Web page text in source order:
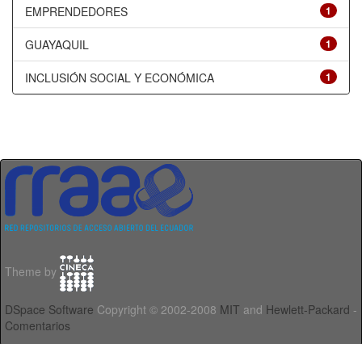
1
EMPRENDEDORES
1
GUAYAQUIL
1
INCLUSIÓN SOCIAL Y ECONÓMICA
Theme by
DSpace Software Copyright © 2002-2008 MIT and Hewlett-Packard -
Comentarios